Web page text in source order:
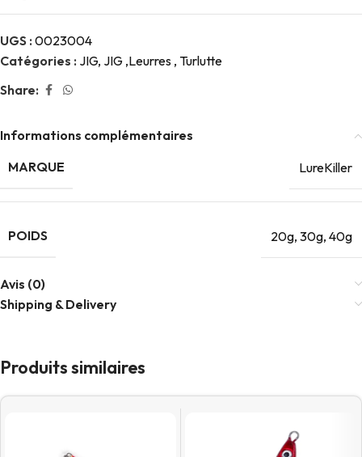
UGS : 0023004
Catégories : JIG, JIG ,Leurres , Turlutte
Share:
Informations complémentaires
MARQUE
LureKiller
POIDS 20g, 30g, 40g
Avis (0)
Shipping & Delivery
Produits similaires